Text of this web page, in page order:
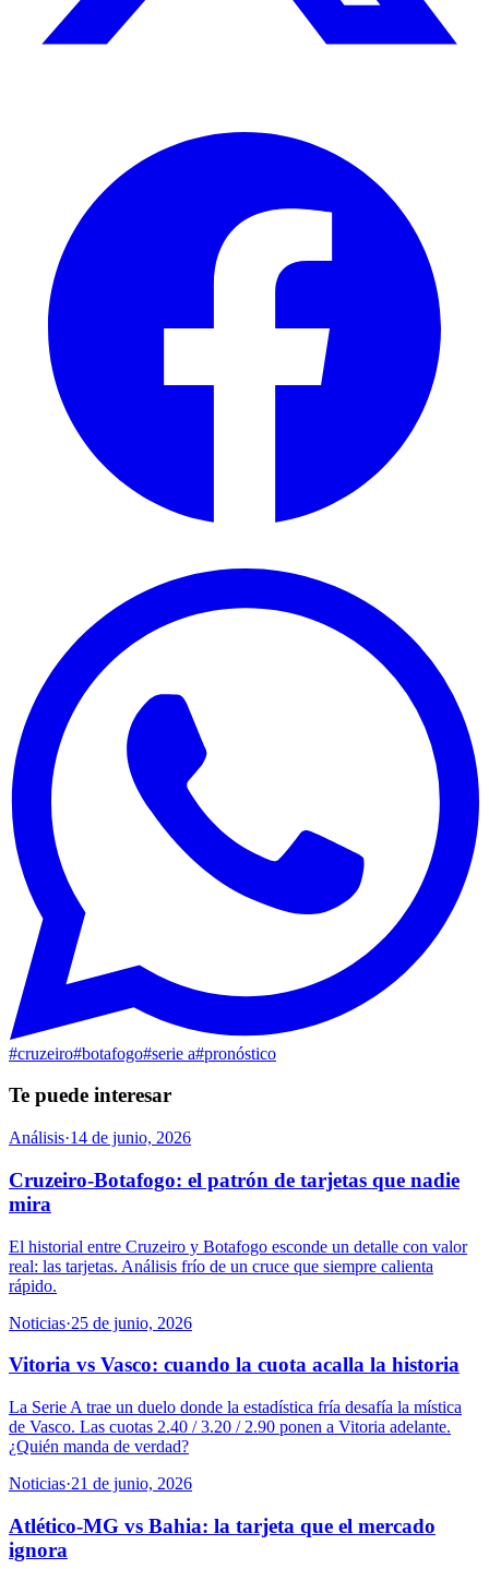
#cruzeiro#botafogo#serie a#pronóstico
Te puede interesar
Análisis·14 de junio, 2026
Cruzeiro-Botafogo: el patrón de tarjetas que nadie
mira
El historial entre Cruzeiro y Botafogo esconde un detalle con valor
real: las tarjetas. Análisis frío de un cruce que siempre calienta
rápido.
Noticias·25 de junio, 2026
Vitoria vs Vasco: cuando la cuota acalla la historia
La Serie A trae un duelo donde la estadística fría desafía la mística
de Vasco. Las cuotas 2.40 / 3.20 / 2.90 ponen a Vitoria adelante.
¿Quién manda de verdad?
Noticias·21 de junio, 2026
Atlético-MG vs Bahia: la tarjeta que el mercado
ignora